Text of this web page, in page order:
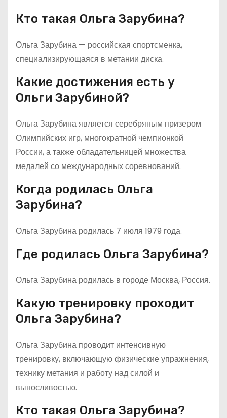
Кто такая Ольга Зарубина?
Ольга Зарубина — российская спортсменка,
специализирующаяся в метании диска.
Какие достижения есть у
Ольги Зарубиной?
Ольга Зарубина является серебряным призером
Олимпийских игр, многократной чемпионкой
России, а также обладательницей множества
медалей со международных соревнований.
Когда родилась Ольга
Зарубина?
Ольга Зарубина родилась 7 июля 1979 года.
Где родилась Ольга Зарубина?
Ольга Зарубина родилась в городе Москва, Россия.
Какую тренировку проходит
Ольга Зарубина?
Ольга Зарубина проводит интенсивную
тренировку, включающую физические упражнения,
технику метания и работу над силой и
выносливостью.
Кто такая Ольга Зарубина?